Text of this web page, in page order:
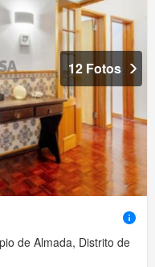
12 Fotos
de Almada, Distrito de